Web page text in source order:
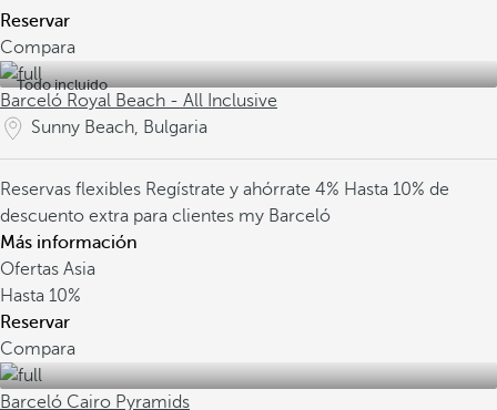
Reservar
Compara
Todo incluido
Barceló Royal Beach - All Inclusive
Sunny Beach, Bulgaria
Reservas flexibles Regístrate y ahórrate 4% Hasta 10% de
descuento extra para clientes my Barceló
Más información
Ofertas Asia
Hasta 10%
Reservar
Compara
Barceló Cairo Pyramids